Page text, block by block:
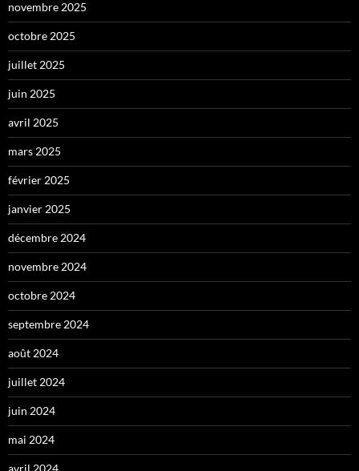
novembre 2025
octobre 2025
juillet 2025
juin 2025
avril 2025
mars 2025
février 2025
janvier 2025
décembre 2024
novembre 2024
octobre 2024
septembre 2024
août 2024
juillet 2024
juin 2024
mai 2024
avril 2024